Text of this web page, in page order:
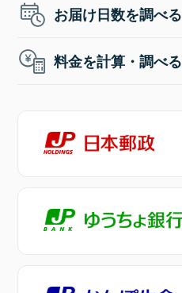
お届け日数を調べる
料金を計算・調べる